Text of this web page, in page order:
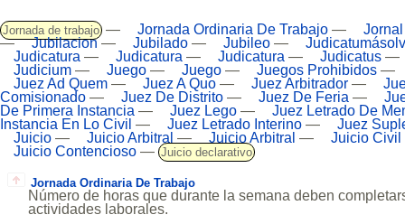
Jornada de trabajo — Jornada Ordinaria De Trabajo — Jornal
—
Jubilacion— Jubilado — Jubileo —
Judicatura — Judicatura — Judicatura — Judicatus —
Judicium — Juego — Juego — Juegos Prohibidos —
Juez Ad Quem — Juez A Quo — Juez Arbitrador —
Comisionado — Juez De Distrito — Juez De Feria —
De Primera Instancia — Juez Lego —
Juez Letrado De
Instancia En Lo Civil — Juez Letrado Interino —
Juez
Juicio — Juicio Arbitral — Juicio Arbitral — Juicio Civil
Juicio Contencioso — Juicio declarativo
Jornada Ordinaria De Trabajo
Número de horas que durante la semana deben
actividades laborales.